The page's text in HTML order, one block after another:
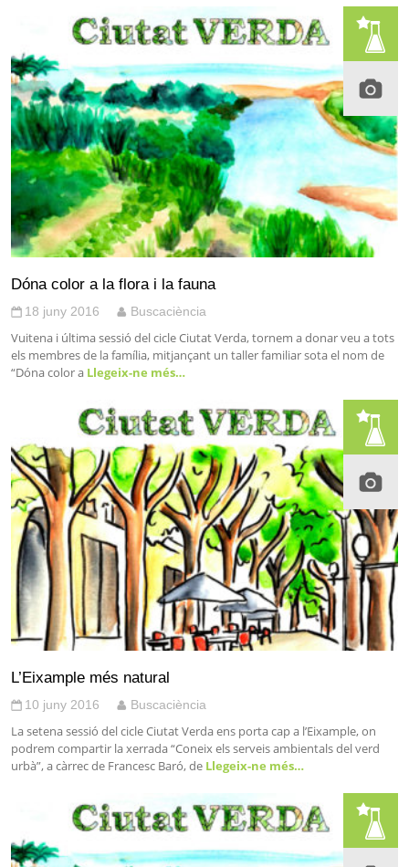
Dóna color a la flora i la fauna
18 juny 2016 Buscaciència
Vuitena i última sessió del cicle Ciutat Verda, tornem a donar veu a tots
els membres de la família, mitjançant un taller familiar sota el nom de
“Dóna color a Llegeix-ne més…
L’Eixample més natural
10 juny 2016 Buscaciència
La setena sessió del cicle Ciutat Verda ens porta cap a l’Eixample, on
podrem compartir la xerrada “Coneix els serveis ambientals del verd
urbà”, a càrrec de Francesc Baró, de Llegeix-ne més…